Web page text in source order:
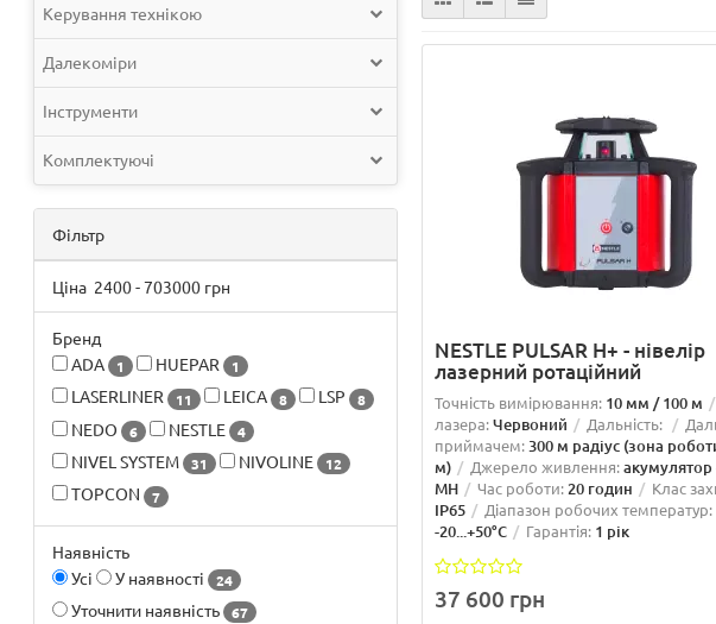
Керування технікою
Далекоміри
Інструменти
Комплектуючі
Фільтр
Ціна 2400-703000 грн
Бренд
ADA 1 HUEPAR 1
LASERLINER 11 LEICA 8 LSP 8
NEDO 6 NESTLE 4
NIVEL SYSTEM 31 NIVOLINE 12
TOPCON 7
Наявність
Усі
У наявності 24
Уточнити наявність 67
NESTLE PULSAR H+ - нівелір
лазерний ротаційний
Точність вимірювання: 10 мм / 100 м
лазера:Червоний Дальність:
приймачем:300 м радіус (зона
м)
Джерело живлення:акумулятор
MH
Час роботи:20 годин Клас
IP65 Діапазон робочих температур:
-20...+50°C Гарантія: 1 рік
37 600 грн